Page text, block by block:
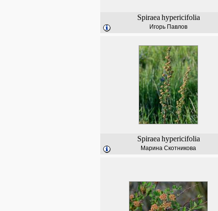
Spiraea hypericifolia
Игорь Павлов
Spiraea hypericifolia
Марина Скотникова